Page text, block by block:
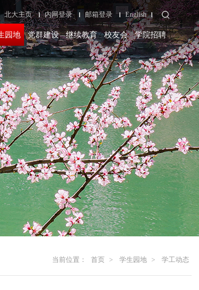
北大主页 内网登录 邮箱登录 English
园地 党群建设 继续教育 校友会 学院招聘
当前位置： 首页 > 学生园地 > 学工动态